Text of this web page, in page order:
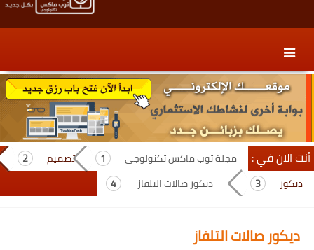
content
secondary
content
أنت الان في : مجلة توب ماكس تكنولوجي
تصميم
ديكور
ديكور صالات التلفاز
ديكور صالات التلفاز